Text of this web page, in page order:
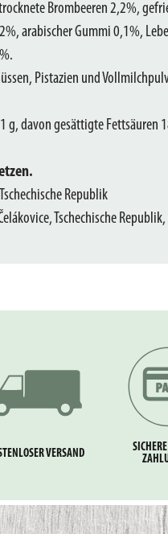
Brombeeren 2,2%,
arabischer Gummi 0,1%,
Pistazien und
g, davon gesättigte Fettsäuren
Republik
Tschechische
VERSAND